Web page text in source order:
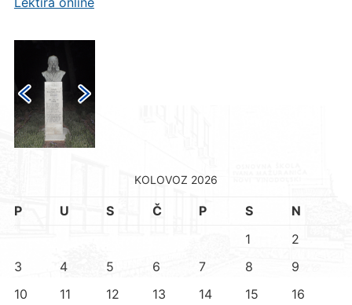
KOLOVOZ 2026
P U S Č P S
N
1
2
3
4 5 6 7 8
9
10
11 12 13 14 15
16